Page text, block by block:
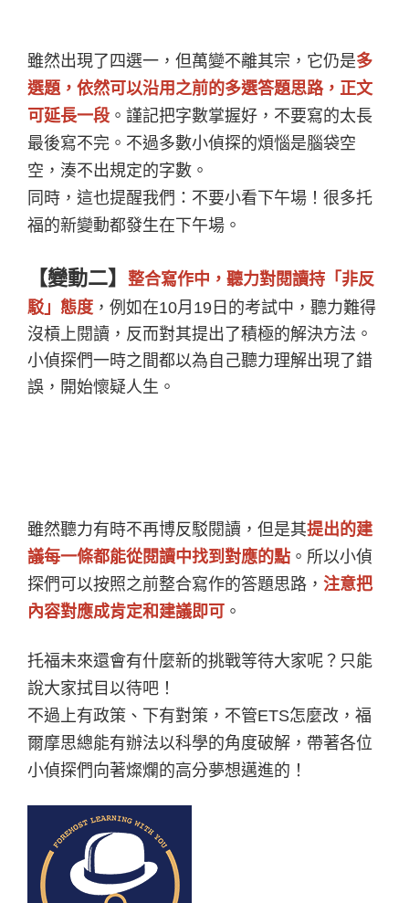
雖然出現了四選一，但萬變不離其宗，它仍是多
選題，依然可以沿用之前的多選答題思路，正文
可延長一段 。謹記把字數掌握好，不要寫的太長
最後寫不完。不過多數小偵探的煩惱是腦袋空
空，湊不出規定的字數。
同時，這也提醒我們：不要小看下午場！很多托
福的新變動都發生在下午場。
【變動二】
整合寫作中，聽力對閱讀持「非反
駁」態度 ，例如在10月19日的考試中，聽力難得
沒槓上閱讀，反而對其提出了積極的解決方法。
小偵探們一時之間都以為自己聽力理解出現了錯
誤，開始懷疑人生。
雖然聽力有時不再博反駁閱讀，但是其提出的建
議每一條都能從閱讀中找到對應的點 。所以小偵
探們可以按照之前整合寫作的答題思路， 注意把
內容對應成肯定和建議即可 。
托福未來還會有什麼新的挑戰等待大家呢？只能
說大家拭目以待吧！
不過上有政策、下有對策，不管ETS怎麼改，福
爾摩思總能有辦法以科學的角度破解，帶著各位
小偵探們向著燦爛的高分夢想邁進的！